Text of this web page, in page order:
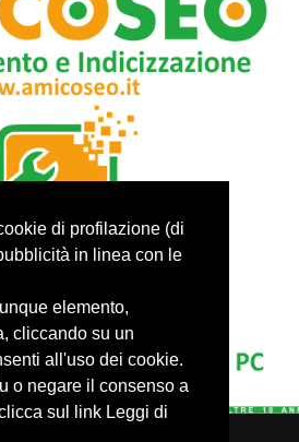
di profilazione (di
in linea con le
elemento,
cliccando su un
all'uso dei cookie.
o negare il consenso a
sul link Leggi di